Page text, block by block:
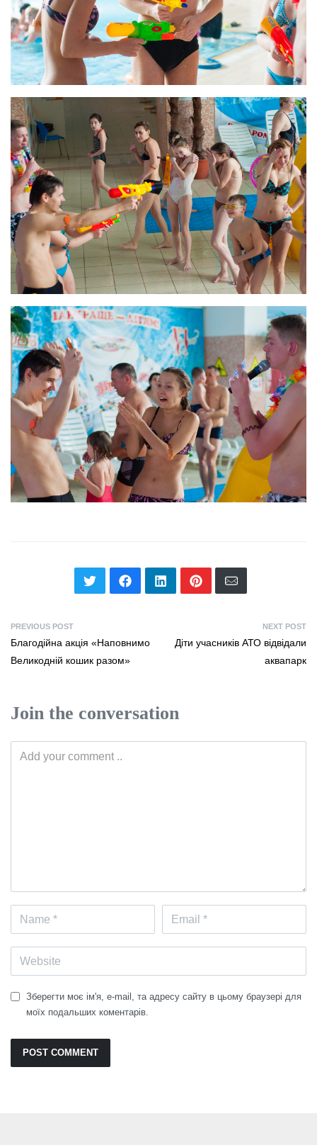
PREVIOUS POST
Благодійна акція «Наповнимо
Великодній кошик разом»
NEXT POST
Діти учасників АТО відвідали
аквапарк
Join the conversation
Зберегти моє ім'я, e-mail, та адресу сайту в цьому браузері для
моїх подальших коментарів.